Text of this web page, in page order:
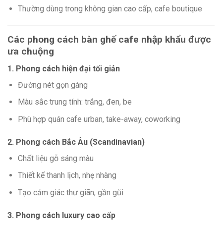
Thường dùng trong không gian cao cấp, cafe boutique
Các phong cách bàn ghế cafe nhập khẩu được
ưa chuộng
1. Phong cách hiện đại tối giản
Đường nét gọn gàng
Màu sắc trung tính: trắng, đen, be
Phù hợp quán cafe urban, take-away, coworking
2. Phong cách Bắc Âu (Scandinavian)
Chất liệu gỗ sáng màu
Thiết kế thanh lịch, nhẹ nhàng
Tạo cảm giác thư giãn, gần gũi
3. Phong cách luxury cao cấp